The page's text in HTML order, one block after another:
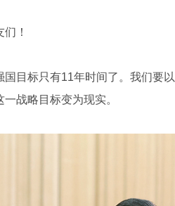
！
标只有11年时间了。我们要以
战略目标变为现实。